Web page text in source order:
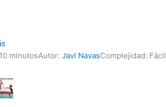
minutosAutor:Javi NavasComplejidad: Fácil